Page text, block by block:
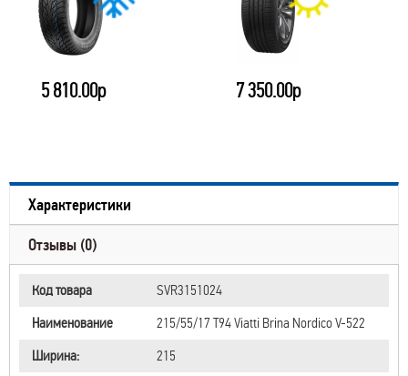
5 810.00р 7 350.00р
Характеристики
Отзывы (0)
Код товара
SVR3151024
Наименование
215/55/17 T94 Viatti Brina Nordico V-522
Ширина:
215